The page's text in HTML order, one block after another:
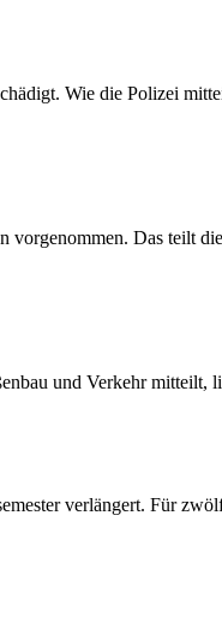
Wie die Polizei
Das teilt
und Verkehr mitteilt,
verlängert. Für